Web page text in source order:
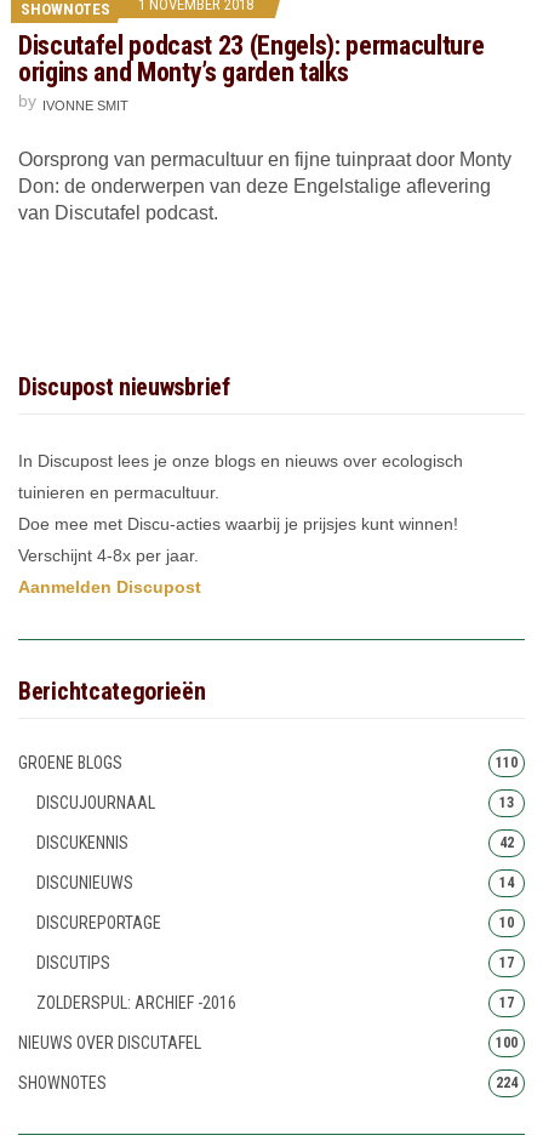
SHOWNOTES 1 NOVEMBER 2018
Discutafel podcast 23 (Engels): permaculture
origins and Monty’s garden talks
by IVONNE SMIT
Oorsprong van permacultuur en fijne tuinpraat door Monty
Don: de onderwerpen van deze Engelstalige aflevering
van Discutafel podcast.
Discupost nieuwsbrief
In Discupost lees je onze blogs en nieuws over ecologisch
tuinieren en permacultuur.
Doe mee met Discu-acties waarbij je prijsjes kunt winnen!
Verschijnt 4-8x per jaar.
Aanmelden Discupost
Berichtcategorieën
GROENE BLOGS 110
DISCUJOURNAAL 13
DISCUKENNIS 42
DISCUNIEUWS 14
DISCUREPORTAGE 10
DISCUTIPS 17
ZOLDERSPUL: ARCHIEF -2016 17
NIEUWS OVER DISCUTAFEL 100
SHOWNOTES 224